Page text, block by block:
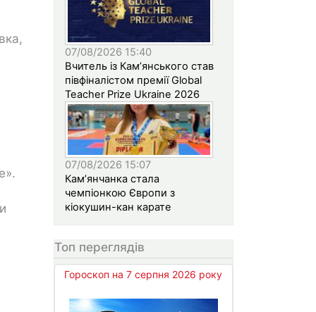
07/08/2026 15:40
Вчитель із Кам’янського став
півфіналістом премії Global
Teacher Prize Ukraine 2026
07/08/2026 15:07
Кам’янчанка стала
чемпіонкою Європи з
кіокушин-кан карате
Топ переглядів
Гороскоп на 7 серпня 2026 року